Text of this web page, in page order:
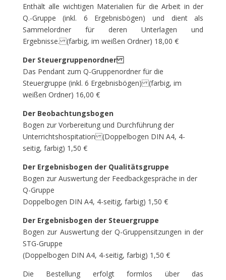
Enthält alle wichtigen Materialien für die Arbeit in der
Q.-Gruppe (inkl. 6 Ergebnisbögen) und dient als
Sammelordner für deren Unterlagen und
Ergebnisse. (farbig, im weißen Ordner) 18,00 €
Der Steuergruppenordner
Das Pendant zum Q-Gruppenordner für die
Steuergruppe (inkl. 6 Ergebnisbögen) (farbig, im
weißen Ordner) 16,00 €
Der Beobachtungsbogen
Bogen zur Vorbereitung und Durchführung der
Unterrichtshospitation (Doppelbogen DIN A4, 4-
seitig, farbig) 1,50 €
Der Ergebnisbogen der Qualitätsgruppe
Bogen zur Auswertung der Feedbackgespräche in der
Q-Gruppe
Doppelbogen DIN A4, 4-seitig, farbig) 1,50 €
Der Ergebnisbogen der Steuergruppe
Bogen zur Auswertung der Q-Gruppensitzungen in der
STG-Gruppe
(Doppelbogen DIN A4, 4-seitig, farbig) 1,50 €
Die Bestellung erfolgt formlos über das